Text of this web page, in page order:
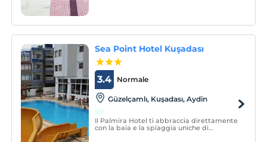
Sea Point Hotel Kuşadası
Normale
3.4
Güzelçamlı, Kuşadası, Aydin
Il Palmira Hotel ti abbraccia direttamente
con la baia e la spiaggia uniche di